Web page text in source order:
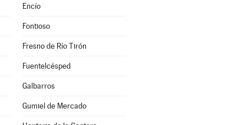
Encío
Fontioso
Fresno de Río Tirón
Fuentelcésped
Galbarros
Gumiel de Mercado